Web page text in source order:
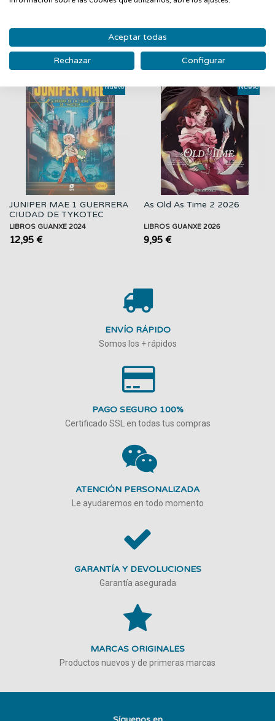
PRODUCTOS RELACIONADOS
Nuevo
JUNIPER MAE 1 GUERRERA
CIUDAD DE TYKOTEC
LIBROS GUANXE 2024
12,95 €
Nuevo
As Old As Time 2 2026
LIBROS GUANXE 2026
9,95 €
ENVÍO RÁPIDO
Somos los + rápidos
PAGO SEGURO 100%
Certificado SSL en todas tus compras
ATENCIÓN PERSONALIZADA
Le ayudaremos en todo momento
GARANTÍA Y DEVOLUCIONES
Garantía asegurada
MARCAS ORIGINALES
Productos nuevos y de primeras marcas
Aceptar todas
Rechazar Configurar